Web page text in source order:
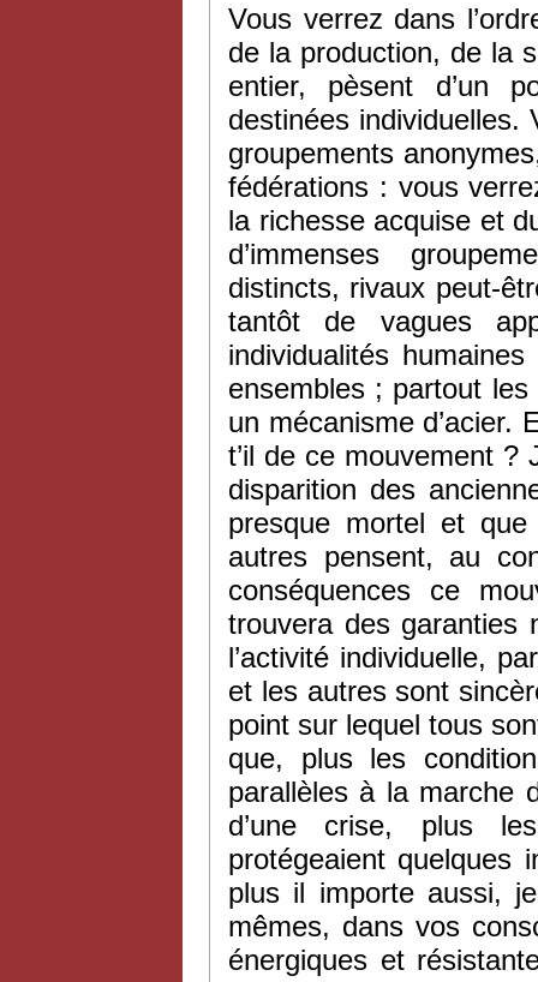
Vous verrez dans
de la production, de la
entier, pèsent d’un
destinées individuelles.
groupements
fédérations : vous
la richesse acquise et
d’immenses
distincts, rivaux peut-
tantôt de vagues
individualités
ensembles ; partout
un mécanisme d’acier.
t’il de ce mouvement ?
disparition des
presque mortel et que
autres pensent, au
conséquences ce
trouvera des garanties
l’activité individuelle,
et les autres sont
point sur lequel tous
que, plus les
parallèles à la marche
d’une crise, plus
protégeaient quelques
plus il importe aussi,
mêmes, dans vos
énergiques et